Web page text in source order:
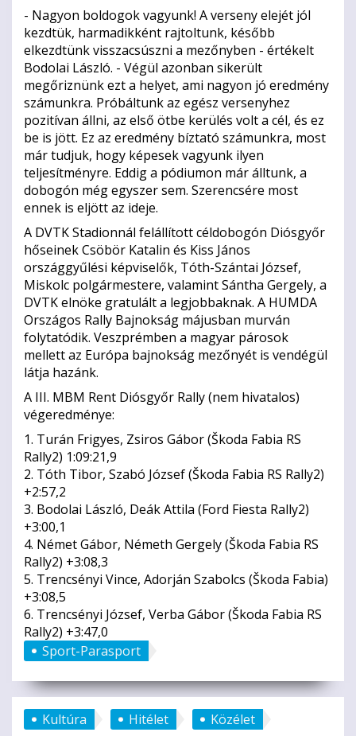
- Nagyon boldogok vagyunk! A verseny elejét jól
kezdtük, harmadikként rajtoltunk, később
elkezdtünk visszacsúszni a mezőnyben - értékelt
Bodolai László. - Végül azonban sikerült
megőriznünk ezt a helyet, ami nagyon jó eredmény
számunkra. Próbáltunk az egész versenyhez
pozitívan állni, az első ötbe kerülés volt a cél, és ez
be is jött. Ez az eredmény bíztató számunkra, most
már tudjuk, hogy képesek vagyunk ilyen
teljesítményre. Eddig a pódiumon már álltunk, a
dobogón még egyszer sem. Szerencsére most
ennek is eljött az ideje.
A DVTK Stadionnál felállított céldobogón Diósgyőr
hőseinek Csöbör Katalin és Kiss János
országgyűlési képviselők, Tóth-Szántai József,
Miskolc polgármestere, valamint Sántha Gergely, a
DVTK elnöke gratulált a legjobbaknak. A HUMDA
Országos Rally Bajnokság májusban murván
folytatódik. Veszprémben a magyar párosok
mellett az Európa bajnokság mezőnyét is vendégül
látja hazánk.
A III. MBM Rent Diósgyőr Rally (nem hivatalos)
végeredménye:
1. Turán Frigyes, Zsiros Gábor (Škoda Fabia RS
Rally2) 1:09:21,9
2. Tóth Tibor, Szabó József (Škoda Fabia RS Rally2)
+2:57,2
3. Bodolai László, Deák Attila (Ford Fiesta Rally2)
+3:00,1
4. Német Gábor, Németh Gergely (Škoda Fabia RS
Rally2) +3:08,3
5. Trencsényi Vince, Adorján Szabolcs (Škoda Fabia)
+3:08,5
6. Trencsényi József, Verba Gábor (Škoda Fabia RS
Rally2) +3:47,0
Sport-Parasport
Kultúra Hitélet Közélet